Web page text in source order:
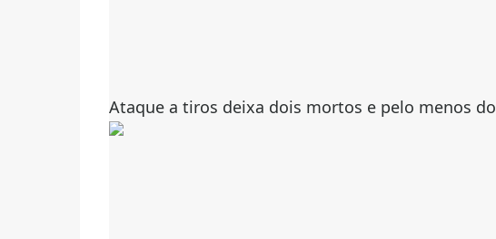
Ataque a tiros deixa dois mortos e pelo menos